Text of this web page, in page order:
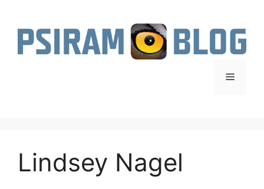
springen
Menü
Lindsey Nagel